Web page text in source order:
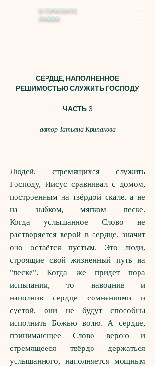
В ГОРИЗОНТЕ
ЛЮБВИ
СЕРДЦЕ, НАПОЛНЕННОЕ
РЕШИМОСТЬЮ СЛУЖИТЬ ГОСПОДУ
ЧАСТЬ 3
автор Татьяна Крипакова
Людей, стремящихся служить
Господу, Иисус сравнивал с домом,
построенным на твёрдой скале, а не
на зыбком, мягком песке.
Когда услышанное Слово не
растворяется верой в сердце, значит
оно остаётся пустым. Это люди,
строящие свой жизненный путь на
"песке". Когда же придет пора
испытаний, то наводнив и
наполнив сердце сомнениями и
суетой, они не будут способны
исполнить Божью волю. А сердце,
принимающее Слово верою и
стремящееся твёрдо держаться
услышанного, наполняется мощным